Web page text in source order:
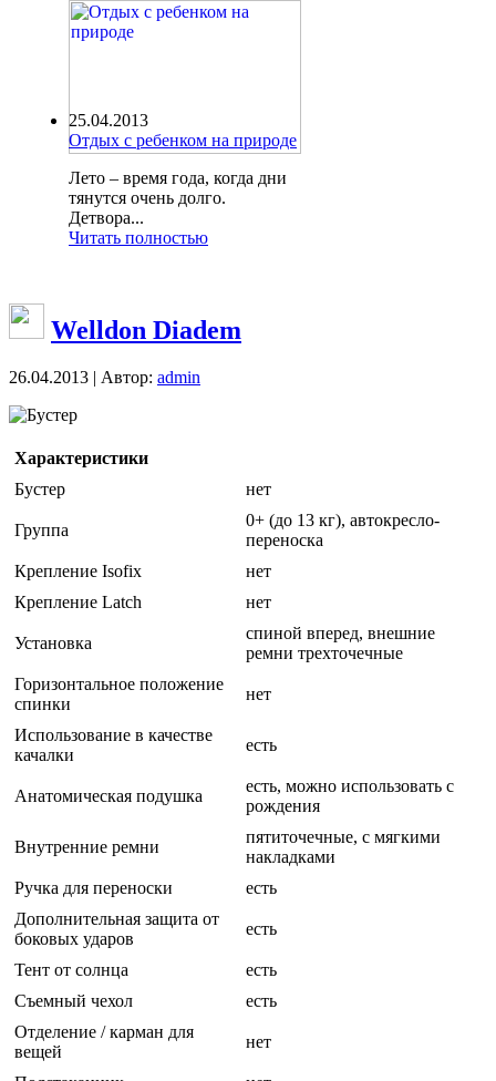
25.04.2013
Отдых с ребенком на природе
Лето – время года, когда дни
тянутся очень долго.
Детвора...
Читать полностью
Welldon Diadem
26.04.2013 | Автор: admin
Бустер
Характеристики
Бустер
нет
Группа
0+ (до 13 кг), автокресло-
переноска
Крепление Isofix
нет
Крепление Latch
нет
Установка
спиной вперед, внешние
ремни трехточечные
Горизонтальное положение
спинки
нет
Использование в качестве
качалки
есть
Анатомическая подушка
есть, можно использовать с
рождения
Внутренние ремни
пятиточечные, с мягкими
накладками
Ручка для переноски
есть
Дополнительная защита от
боковых ударов
есть
Тент от солнца
есть
Съемный чехол
есть
Отделение / карман для
вещей
нет